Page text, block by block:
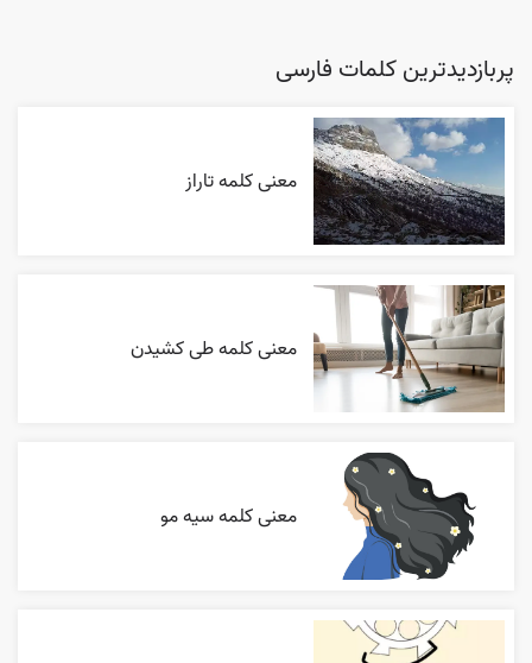
پربازدیدترین کلمات فارسی
معنی کلمه تاراز
معنی کلمه طی کشیدن
معنی کلمه سیه مو